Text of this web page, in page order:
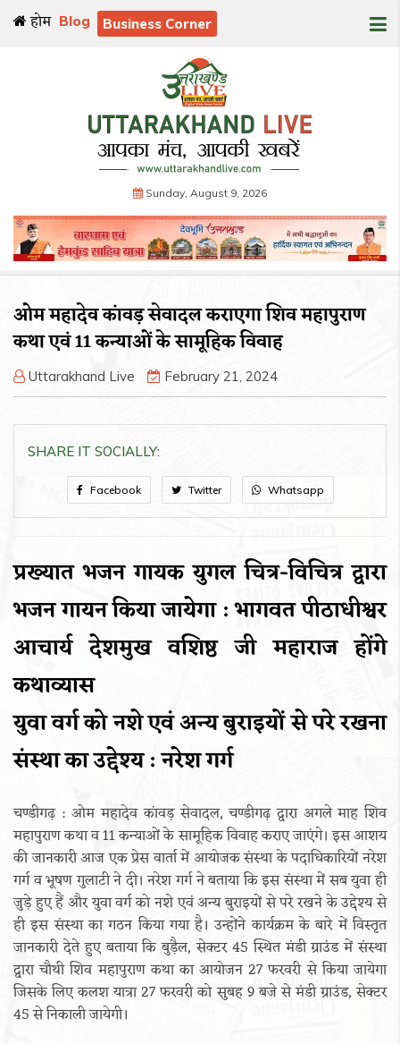
होम Blog Business Corner
Sunday, August 9, 2026
ओम महादेव कांवड़ सेवादल कराएगा शिव महापुराण
कथा एवं 11 कन्याओं के सामूहिक विवाह
Uttarakhand Live February 21, 2024
SHARE IT SOCIALLY:
Facebook Twitter Whatsapp
प्रख्यात भजन गायक युगल चित्र-विचित्र द्वारा
भजन गायन किया जायेगा : भागवत पीठाधीश्वर
आचार्य देशमुख वशिष्ठ जी महाराज होंगे
कथाव्यास
युवा वर्ग को नशे एवं अन्य बुराइयों से परे रखना
संस्था का उद्देश्य : नरेश गर्ग
चण्डीगढ़ : ओम महादेव कांवड़ सेवादल, चण्डीगढ़ द्वारा अगले माह शिव
महापुराण कथा व 11 कन्याओं के सामूहिक विवाह कराए जाएंगे। इस आशय
की जानकारी आज एक प्रेस वार्ता में आयोजक संस्था के पदाधिकारियों नरेश
गर्ग व भूषण गुलाटी ने दी। नरेश गर्ग ने बताया कि इस संस्था में सब युवा ही
जुड़े हुए हैं और युवा वर्ग को नशे एवं अन्य बुराइयों से परे रखने के उद्देश्य से
ही इस संस्था का गठन किया गया है। उन्होंने कार्यक्रम के बारे में विस्तृत
जानकारी देते हुए बताया कि बुड़ैल, सेक्टर 45 स्थित मंडी ग्राउंड में संस्था
द्वारा चौथी शिव महापुराण कथा का आयोजन 27 फरवरी से किया जायेगा
जिसके लिए कलश यात्रा 27 फरवरी को सुबह 9 बजे से मंडी ग्राउंड, सेक्टर
45 से निकाली जायेगी।